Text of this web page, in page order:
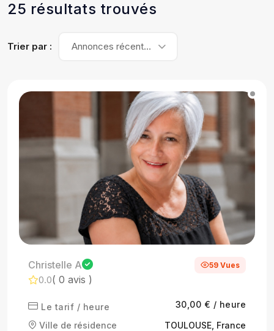
25 résultats trouvés
Trier par : Annonces récentes
Christelle A 59 Vues
0.0( 0 avis )
Le tarif / heure
30,00 € / heure
Ville de résidence
TOULOUSE, France